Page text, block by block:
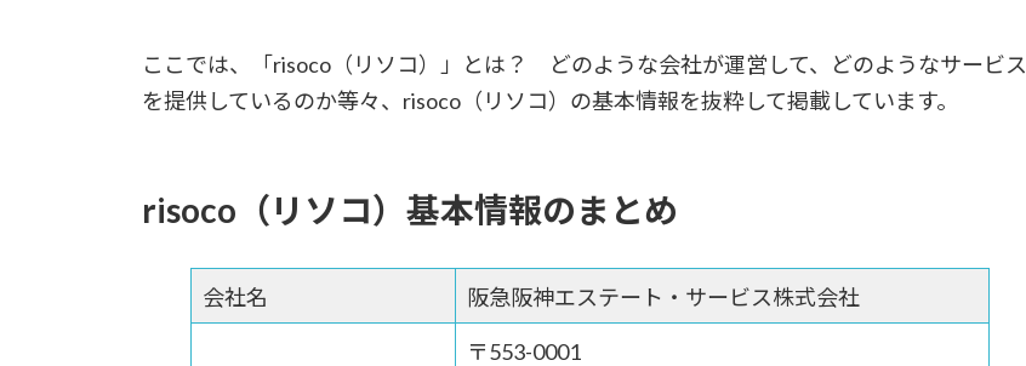
ここでは、「risoco（リソコ）」とは？ どのような会社が運営して、どのようなサービス
を提供しているのか等々、risoco（リソコ）の基本情報を抜粋して掲載しています。
risoco（リソコ）基本情報のまとめ
会社名 阪急阪神エステート・サービス株式会社
〒553-0001